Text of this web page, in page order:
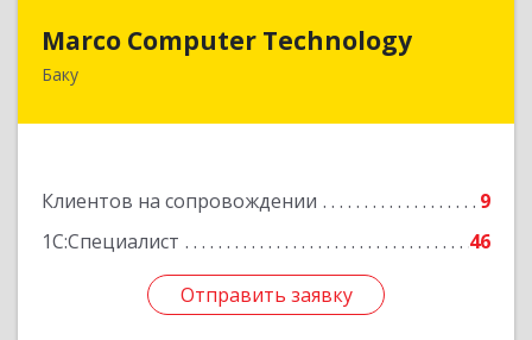
Marco Computer Technology
Баку
Клиентов на сопровождении
9
1С:Специалист
46
Отправить заявку
370010, Баку, Азербайджан, ул.Низами, 125/26
Отправить заявку